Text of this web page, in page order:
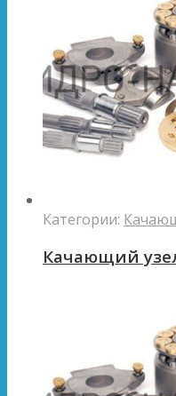
Категории:
Качающий